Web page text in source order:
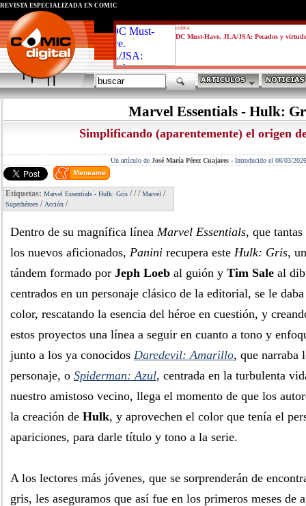
critica
DC Must-Have. JLA/JSA: Pecados y
REVISTA ESPECIALIZADA EN CÓMIC
Marvel Essentials - Hulk:
Simplificando (aparentemente) el origen
Un artículo de José María Pérez Cuajares- Introducido el 08/03/2026
Etiquetas: Marvel Essentials - Hulk: Gris ///Marvel /
Superhéroes / Acción /
Dentro de su magnífica línea Marvel Essentials, que
los nuevos aficionados, Panini recupera este Hulk: Gris,
tándem formado por Jeph Loeb al guión y Tim Sale al
centrados en un personaje clásico de la editorial, se le
color, rescatando la esencia del héroe en cuestión, y
estos proyectos una línea a seguir en cuanto a tono y
junto a los ya conocidos Daredevil: Amarillo, que narraba
personaje, o Spiderman: Azul, centrada en la turbulenta
nuestro amistoso vecino, llega el momento de que los
la creación de Hulk, y aprovechen el color que tenía el
apariciones, para darle título y tono a la serie.
A los lectores más jóvenes, que se sorprenderán de
gris, les aseguramos que así fue en los primeros meses de